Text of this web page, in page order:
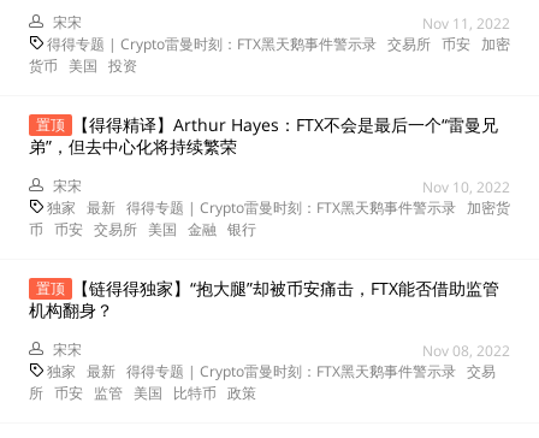
宋宋
Nov 11, 2022
得得专题 | Crypto雷曼时刻：FTX黑天鹅事件警示录 交易所 币安 加密
货币
美国 投资
置顶
【得得精译】Arthur Hayes：FTX不会是最后一个“雷曼兄
弟”，但去中心化将持续繁荣
宋宋
Nov 10, 2022
独家 最新 得得专题 | Crypto雷曼时刻：FTX黑天鹅事件警示录 加密货
币 币安 交易所 美国 金融 银行
置顶
【链得得独家】“抱大腿”却被币安痛击，FTX能否借助监管
机构翻身？
宋宋
Nov 08, 2022
独家 最新 得得专题 | Crypto雷曼时刻：FTX黑天鹅事件警示录 交易
所 币安 监管 美国 比特币 政策